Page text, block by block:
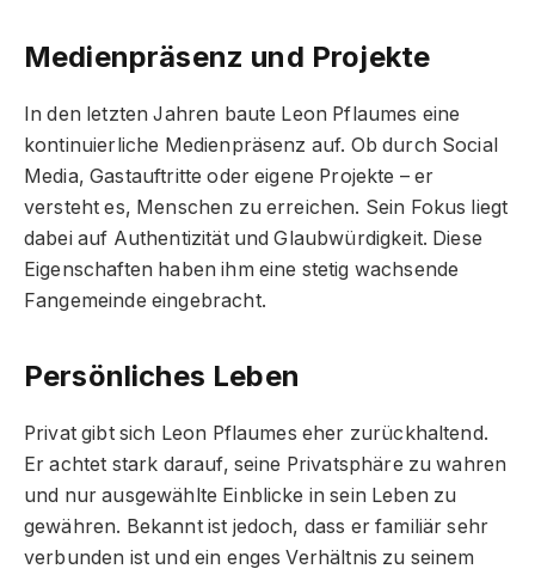
Medienpräsenz und Projekte
In den letzten Jahren baute Leon Pflaumes eine
kontinuierliche Medienpräsenz auf. Ob durch Social
Media, Gastauftritte oder eigene Projekte – er
versteht es, Menschen zu erreichen. Sein Fokus liegt
dabei auf Authentizität und Glaubwürdigkeit. Diese
Eigenschaften haben ihm eine stetig wachsende
Fangemeinde eingebracht.
Persönliches Leben
Privat gibt sich Leon Pflaumes eher zurückhaltend.
Er achtet stark darauf, seine Privatsphäre zu wahren
und nur ausgewählte Einblicke in sein Leben zu
gewähren. Bekannt ist jedoch, dass er familiär sehr
verbunden ist und ein enges Verhältnis zu seinem